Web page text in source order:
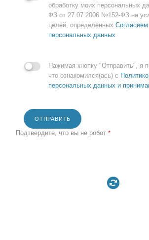
обработку моих персональных
ФЗ от 27.07.2006 №152-ФЗ на
целей, определенных Согласием
персональных данных
Нажимая кнопку "Отправить", я
что ознакомился(ась) с
персональных данных и
ОТПРАВИТЬ
Подтвердите, что вы не робот *